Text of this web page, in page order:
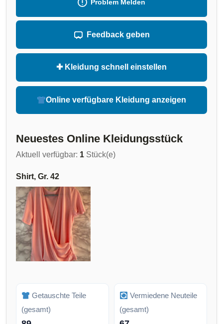
Problem Melden
Feedback geben
✚ Kleidung schnell einstellen
Online verfügbare Kleidung anzeigen
Neuestes Online Kleidungsstück
Aktuell verfügbar: 1 Stück(e)
Shirt, Gr. 42
Getauschte Teile
(gesamt)
Vermiedene Neuteile
(gesamt)